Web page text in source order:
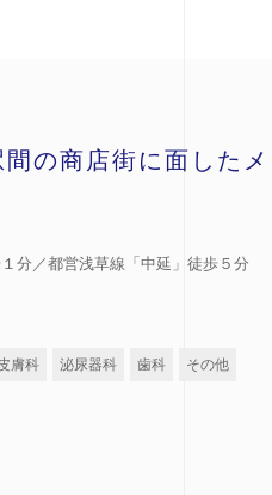
の商店街に面したメ
分／都営浅草線「中延」徒歩５分
膚科 泌尿器科 歯科 その他